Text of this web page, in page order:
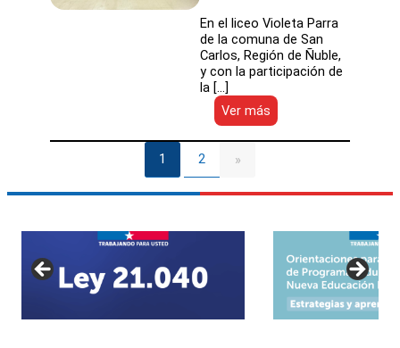
En el liceo Violeta Parra
de la comuna de San
Carlos, Región de Ñuble,
y con la participación de
la […]
Ver más
SLEP
Punilla
Fundación
colaborativo
para
mejorar
aprendizajes
1 2 »